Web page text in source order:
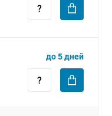
до 5 дней